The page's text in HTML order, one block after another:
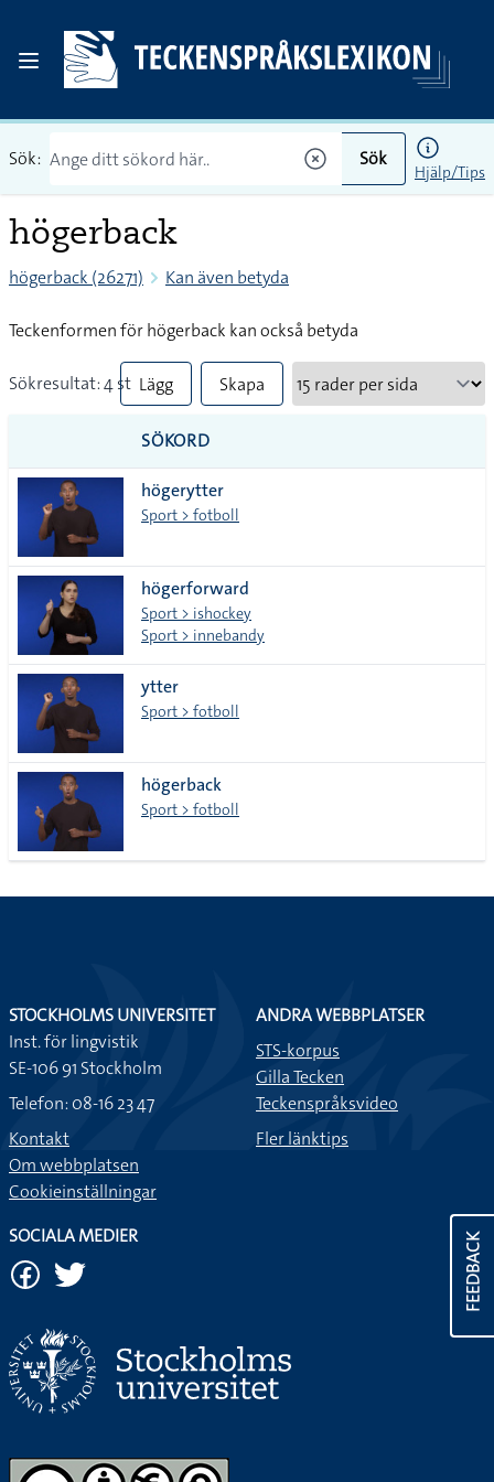
Sök: Sök
Hjälp/Tips
högerback
högerback (26271) Kan även betyda
Teckenformen för högerback kan också betyda
Sökresultat: 4 st Lägg
till
alla i
lista
Skapa
SÖKORD
högerytter
Sport > fotboll
högerforward
Sport > ishockey
Sport > innebandy
ytter
Sport > fotboll
högerback
Sport > fotboll
FEEDBACK
STOCKHOLMS UNIVERSITET
Inst. för lingvistik
SE-106 91 Stockholm
Telefon: 08-16 23 47
Kontakt
Om webbplatsen
Cookieinställningar
ANDRA WEBBPLATSER
STS-korpus
Gilla Tecken
Teckenspråksvideo
Fler länktips
SOCIALA MEDIER